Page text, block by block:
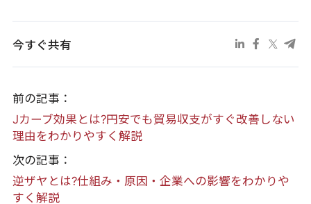
今すぐ共有
前の記事：
Jカーブ効果とは?円安でも貿易収支がすぐ改善しない
理由をわかりやすく解説
次の記事：
逆ザヤとは?仕組み・原因・企業への影響をわかりや
すく解説